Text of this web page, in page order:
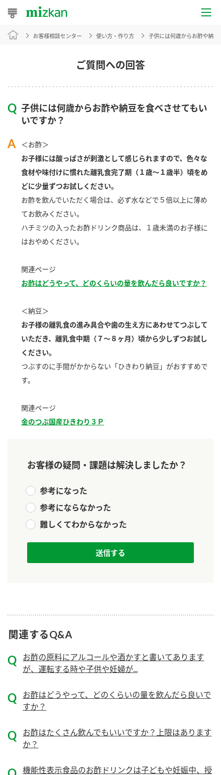
おうちレシピ
レシピ特集
レシピカテゴリ一覧
商品カテゴリ
酢 調味酢
スープ 中華
クイック調味料
ふりかけ おすしの素
新商品一覧
ブランド・スペシャルサイト
商品ブランドサイト
Fibee（ファイビー）
くらしプラ酢
カンタン酢
お酢ドリンク
ぽん酢
鍋なび
納豆のサイト
PIN印
三ツ判山吹
スペシャルサイト
ぽん酢サワー
納豆の豆知識
ミツカンのCM
人気商品 ＋ おすすめレシピ
企業情報
国内事業概要
ミツカングループについて
環境への取り組み
ZENB initiative
MIM（ミツカンミュージアム）
各部門が大切にしていること
採用情報
お客様相談センター
お客様の声をいかしました
よくあるご質問
ミツカン公式通販
業務用サイト
ご質問への回答
お客様相談センター 使い方・作り方 子供には何歳からお酢や納
子供には何歳からお酢や納豆を食べさせてもい
いですか？
＜お酢＞
お子様には酸っぱさが刺激として感じられますので、色々な
食材や味付けに慣れた離乳食完了期（１歳～１歳半）頃をめ
どに少量ずつお試しください。
お酢を飲んでいただく場合は、必ず水などで５倍以上に薄め
てお飲みください。
ハチミツの入ったお酢ドリンク商品は、１歳未満のお子様に
はおやめください。
関連ページ
お酢はどうやって、どのくらいの量を飲んだら良いですか？
＜納豆＞
お子様の離乳食の進み具合や歯の生え方にあわせてつぶして
いただき、離乳食中期（７～８ヶ月）頃から少しずつお試し
ください。
つぶすのに手間がかからない「ひきわり納豆」がおすすめで
す。
関連ページ
金のつぶ国産ひきわり３Ｐ
お客様の疑問・課題は解決しましたか？
参考になった
参考にならなかった
難しくてわからなかった
関連するQ&A
お酢の原料にアルコールや酒かすと書いてあります
が、運転する時や子供や妊婦が...
お酢はどうやって、どのくらいの量を飲んだら良いで
すか？
お酢はたくさん飲んでもいいですか？上限はあります
か？
機能性表示食品のお酢ドリンクは子どもや妊娠中、授